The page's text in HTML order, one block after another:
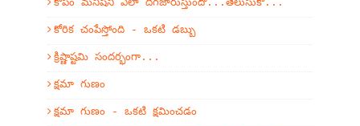
కోపం మనిషిని ఎలా దిగజారుస్తుందో...తెలుసుకో...
కోరిక చంపేస్తోంది - ఒకటి డబ్బు
క్రిష్ణాష్టమి సందర్భంగా...
క్షమా గుణం
క్షమా గుణం - ఒకటి క్షమించడం